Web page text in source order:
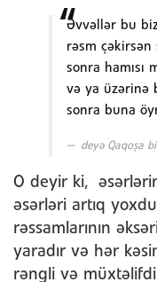
Əvvəllər bu
rəsm çəkirsən
sonra hamısı
və ya üzərinə
sonra buna
deyə Qaqoşa
O deyir ki,
əsərləri artıq
rəssamlarının
yaradır və hər
rəngli və